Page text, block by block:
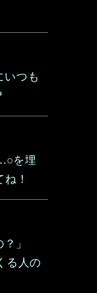
いつも
を埋
！
」
る人の